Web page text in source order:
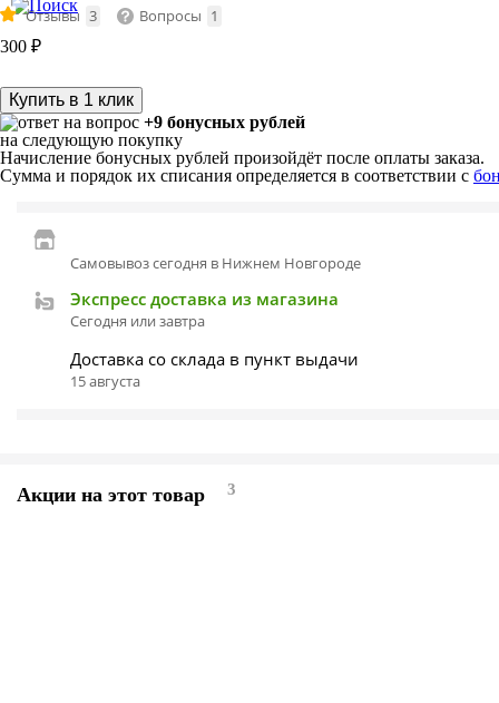
Отзывы 3 Вопросы 1
300 ₽
Купить в 1 клик
+9 бонусных рублей
на следующую покупку
Начисление бонусных рублей произойдёт после оплаты заказа.
Сумма и порядок их списания определяется в соответствии с
Самовывоз сегодня в Нижнем Новгороде
Экспресс доставка из магазина
Сегодня или завтра
Доставка со склада в пункт выдачи
15 августа
Акции на этот товар 3